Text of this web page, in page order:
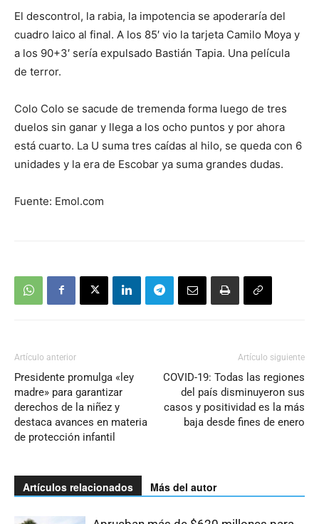
El descontrol, la rabia, la impotencia se apoderaría del
cuadro laico al final. A los 85′ vio la tarjeta Camilo Moya y
a los 90+3′ sería expulsado Bastián Tapia. Una película
de terror.
Colo Colo se sacude de tremenda forma luego de tres
duelos sin ganar y llega a los ocho puntos y por ahora
está cuarto. La U suma tres caídas al hilo, se queda con 6
unidades y la era de Escobar ya suma grandes dudas.
Fuente: Emol.com
Artículo anterior
Presidente promulga «ley
madre» para garantizar
derechos de la niñez y
destaca avances en materia
de protección infantil
Artículo siguiente
COVID-19: Todas las regiones
del país disminuyeron sus
casos y positividad es la más
baja desde fines de enero
Artículos relacionados Más del autor